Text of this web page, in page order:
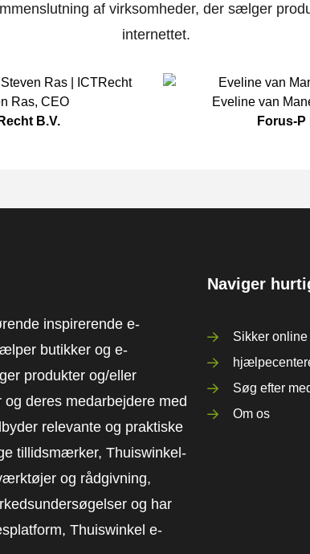
af virksomheder, der sælger
internettet.
Ras, CEO
B.V.
Eveline van
Forus-P
inspirerende e-
butikker og e-
produkter og/eller
deres medarbejdere med
relevante og praktiske
tillidsmærker, Thuiswinkel-
og rådgivning,
og har
Thuiswinkel e-
Naviger
Sikker
Søg efter
Om os